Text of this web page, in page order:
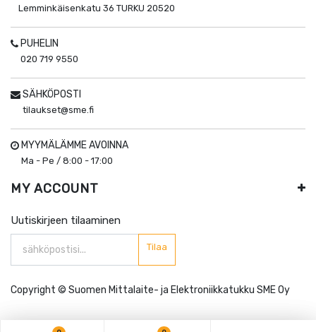
Lemminkäisenkatu 36 TURKU 20520
PUHELIN
020 719 9550
SÄHKÖPOSTI
tilaukset@sme.fi
MYYMÄLÄMME AVOINNA
Ma - Pe / 8:00 - 17:00
MY ACCOUNT
Uutiskirjeen tilaaminen
Tilaa
Copyright © Suomen Mittalaite- ja Elektroniikkatukku SME Oy